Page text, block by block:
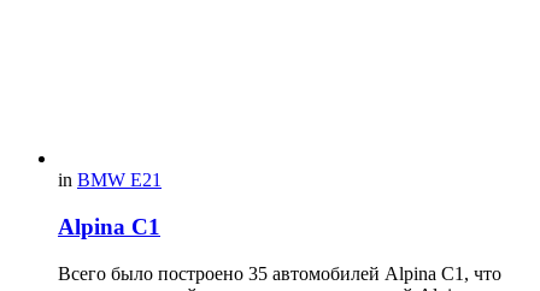
in BMW E21
Alpina C1
Всего было построено 35 автомобилей Alpina C1, что